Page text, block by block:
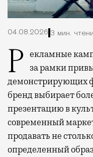
04.08.2026 3 мин.
Рекламные кампании техники редко выходят
за рамки
демонстрирующих
бренд выбирает
презентацию в
современный
продавать не
определенный